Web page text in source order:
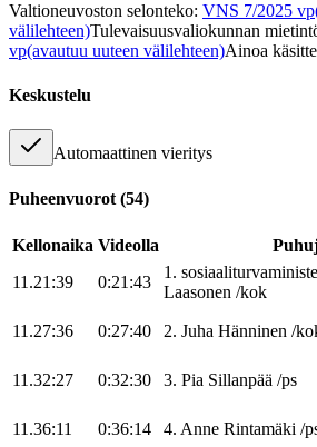
Valtioneuvoston selonteko: VNS 7/2025 vp
välilehteen)Tulevaisuusvaliokunnan
vp(avautuu uuteen välilehteen)Ainoa
Keskustelu
Automaattinen vieritys
Puheenvuorot (54)
Kellonaika Videolla
11.21:39
0:21:43
1.
Laasonen /kok
11.27:36 0:27:40 2. Juha Hänninen /
11.32:27 0:32:30 3. Pia Sillanpää /ps
11.36:11 0:36:14 4. Anne Rintamäki /